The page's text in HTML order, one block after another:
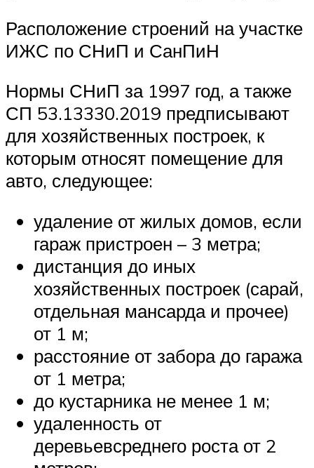
Расположение строений на участке
ИЖС по СНиП и СанПиН
Нормы СНиП за 1997 год, а также
СП 53.13330.2019 предписывают
для хозяйственных построек, к
которым относят помещение для
авто, следующее:
удаление от жилых домов, если
гараж пристроен – 3 метра;
дистанция до иных
хозяйственных построек (сарай,
отдельная мансарда и прочее)
от 1 м;
расстояние от забора до гаража
от 1 метра;
до кустарника не менее 1 м;
удаленность от
деревьевсреднего роста от 2